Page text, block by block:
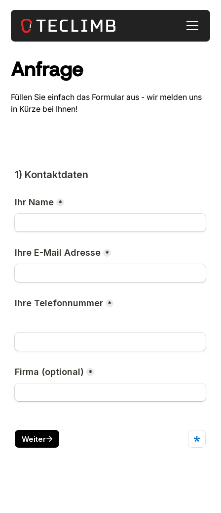
Anfrage
Füllen Sie einfach das Formular aus - wir melden uns
in Kürze bei Ihnen!